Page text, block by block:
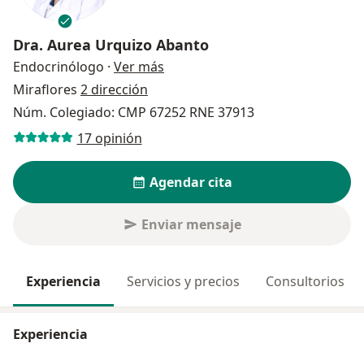
Dra. Aurea Urquizo Abanto
Endocrinólogo · Ver más
Miraflores 2 dirección
Núm. Colegiado: CMP 67252 RNE 37913
17 opinión
Agendar cita
Enviar mensaje
Experiencia Servicios y precios Consultorios
Experiencia